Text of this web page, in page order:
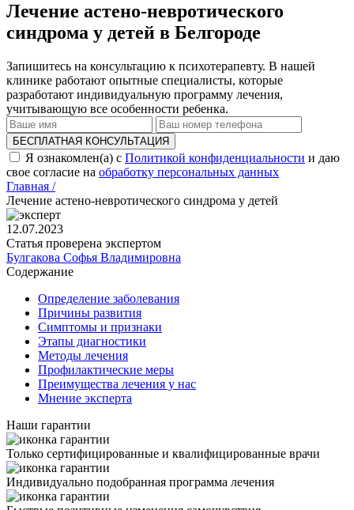
Лечение астено-невротического
синдрома у детей в Белгороде
Запишитесь на консультацию к психотерапевту. В нашей
клинике работают опытные специалисты, которые
разработают индивидуальную программу лечения,
учитывающую все особенности ребенка.
БЕСПЛАТНАЯ КОНСУЛЬТАЦИЯ
Я ознакомлен(а) с Политикой конфиденциальности и даю
свое согласие на обработку персональных данных
Главная /
Лечение астено-невротического синдрома у детей
12.07.2023
Статья проверена экспертом
Булгакова Софья Владимировна
Содержание
Определение заболевания
Причины развития
Симптомы и признаки
Этапы диагностики
Методы лечения
Профилактические меры
Преимущества лечения у нас
Мнение эксперта
Наши гарантии
Только сертифицированные и квалифицированные врачи
Индивидуально подобранная программа лечения